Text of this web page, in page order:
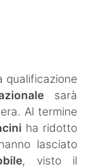
qualificazione
sarà
Al termine
ha ridotto
lasciato
, visto il